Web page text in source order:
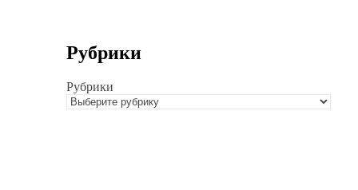
Рубрики
Рубрики